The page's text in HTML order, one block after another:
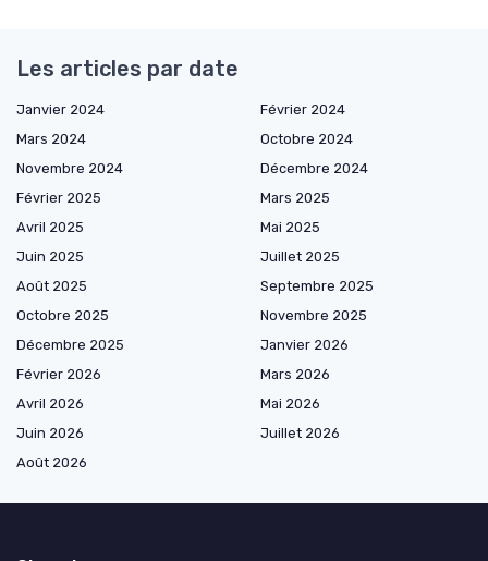
Les articles par date
Janvier 2024
Février 2024
Mars 2024
Octobre 2024
Novembre 2024
Décembre 2024
Février 2025
Mars 2025
Avril 2025
Mai 2025
Juin 2025
Juillet 2025
Août 2025
Septembre 2025
Octobre 2025
Novembre 2025
Décembre 2025
Janvier 2026
Février 2026
Mars 2026
Avril 2026
Mai 2026
Juin 2026
Juillet 2026
Août 2026